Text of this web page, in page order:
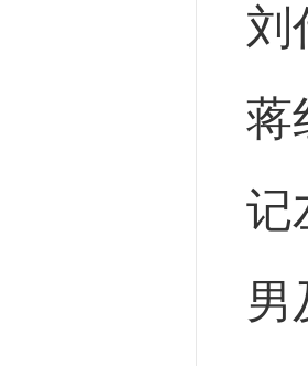
刘
蒋
记
男